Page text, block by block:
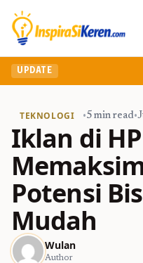
UPDATE
TEKNOLOGI •5 min read•
Iklan di
Potensi
Mudah
Wulan
Author